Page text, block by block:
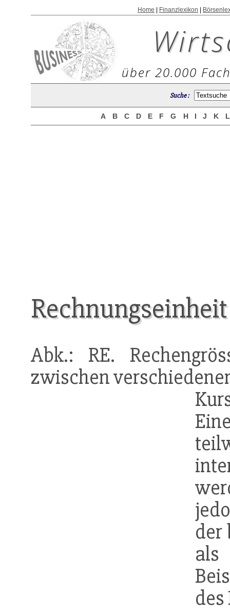
Home Finanzlexikon
über 20.000
Suche :
A B C D E F G H I J K
Rechnungseinheit
Abk.: RE.
zwischen
der
als
des